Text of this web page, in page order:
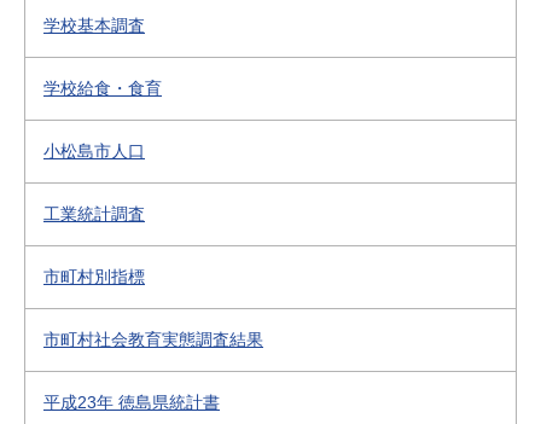
学校基本調査
学校給食・食育
小松島市人口
工業統計調査
市町村別指標
市町村社会教育実態調査結果
平成23年 徳島県統計書